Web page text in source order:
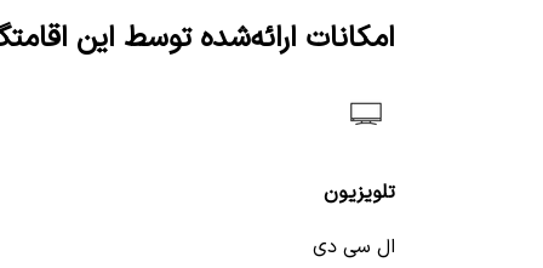
امکانات ارائه‌شده توسط این
تلویزیون
ال سی دی